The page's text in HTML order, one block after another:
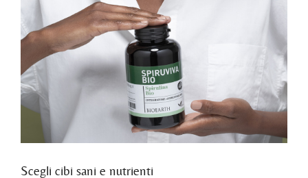
Scegli cibi sani e nutrienti